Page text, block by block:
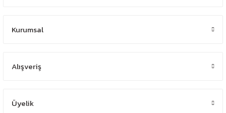
Kurumsal
Alışveriş
Üyelik